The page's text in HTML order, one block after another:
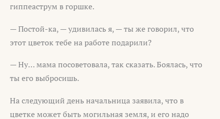
гиппеаструм в горшке.
— Постой-ка, — удивилась я, — ты же говорил, что
этот цветок тебе на работе подарили?
— Ну… мама посоветовала, так сказать. Боялась, что
ты его выбросишь.
На следующий день начальница заявила, что в
цветке может быть могильная земля, и его надо